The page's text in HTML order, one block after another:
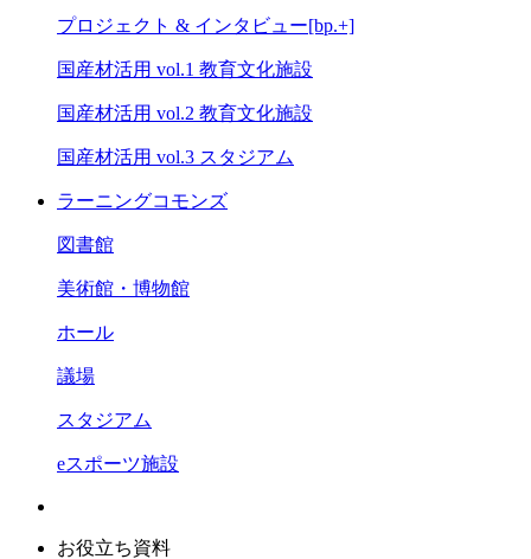
プロジェクト & インタビュー[bp.+]
国産材活用 vol.1 教育文化施設
国産材活用 vol.2 教育文化施設
国産材活用 vol.3 スタジアム
ラーニングコモンズ
図書館
美術館・博物館
ホール
議場
スタジアム
eスポーツ施設
お役立ち資料